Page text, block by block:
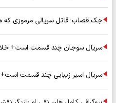
جک قصاب؛ قاتل سریالی مرموزی که
سریال سوجان چند قسمت است+
سریال اسیر زیبایی چند قسمت است+